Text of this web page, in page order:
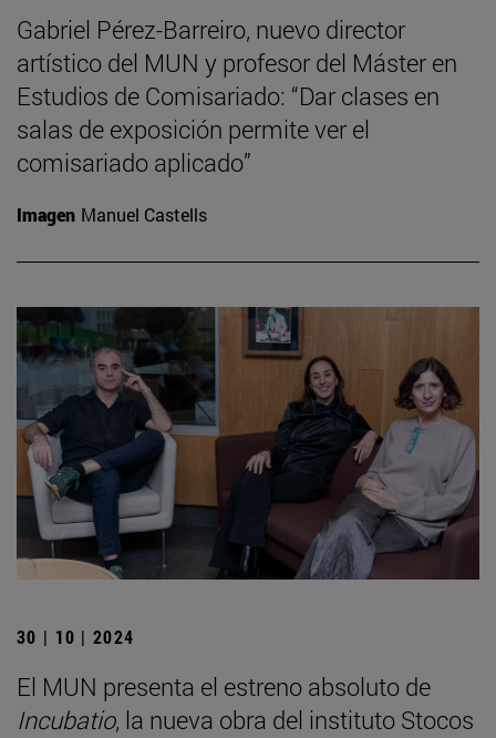
Gabriel Pérez-Barreiro, nuevo director
artístico del MUN y profesor del Máster en
Estudios de Comisariado: “Dar clases en
salas de exposición permite ver el
comisariado aplicado”
Imagen Manuel Castells
30 | 10 | 2024
El MUN presenta el estreno absoluto de
Incubatio, la nueva obra del instituto Stocos